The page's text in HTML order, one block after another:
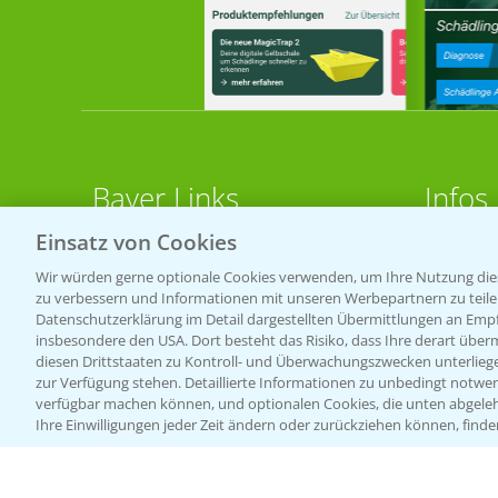
Bayer Links
Bayer Global
Bayer CropScience World
Bayer Karriere
Bayer CropScience Austria
Bayer CropScience Schweiz
Presse
Infos
Apps
Einsatz von Cookies
Wir würden gerne optionale Cookies verwenden, um Ihre Nutzung
zu verbessern und Informationen mit unseren Werbepartnern zu
Datenschutzerklärung im Detail dargestellten Übermittlungen an
insbesondere den USA. Dort besteht das Risiko, dass Ihre derart
diesen Drittstaaten zu Kontroll- und Überwachungszwecken
zur Verfügung stehen. Detaillierte Informationen zu unbedingt
verfügbar machen können, und optionalen Cookies, die unten
Ihre Einwilligungen jeder Zeit ändern oder zurückziehen können,